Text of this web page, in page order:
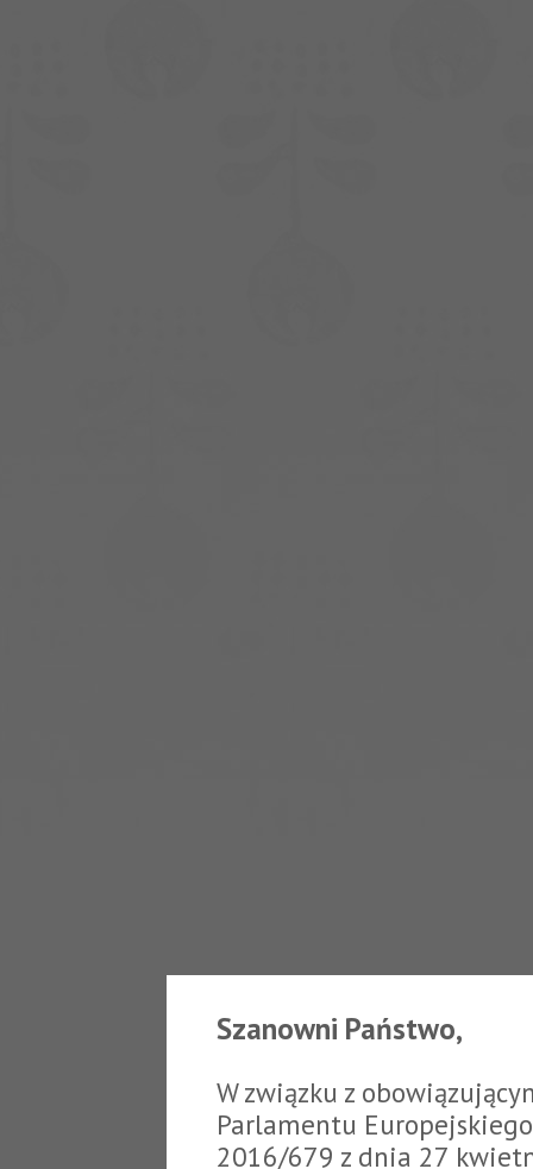
Szanowni Państwo,
W związku z
Parlamentu
2016/679 z dnia 27